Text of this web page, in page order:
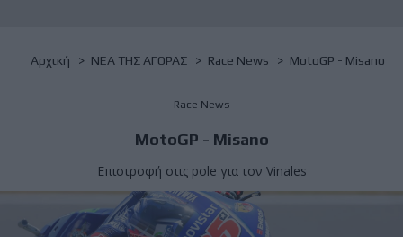
Breadcrumb
Αρχική NΕΑ ΤΗΣ ΑΓΟΡΑΣ Race News MotoGP - Misano
Race News
MotoGP - Misano
Επιστροφή στις pole για τον Vinales